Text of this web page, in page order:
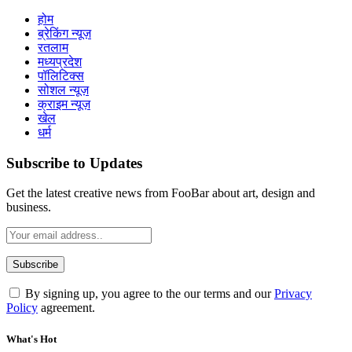
होम
ब्रेकिंग न्यूज़
रतलाम
मध्यप्रदेश
पॉलिटिक्स
सोशल न्यूज़
क्राइम न्यूज़
खेल
धर्म
Subscribe to Updates
Get the latest creative news from FooBar about art, design and
business.
By signing up, you agree to the our terms and ourPrivacy
Policy agreement.
What's Hot